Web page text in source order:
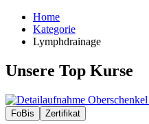
Home
Kategorie
Lymphdrainage
Unsere Top Kurse
FoBis Zertifikat